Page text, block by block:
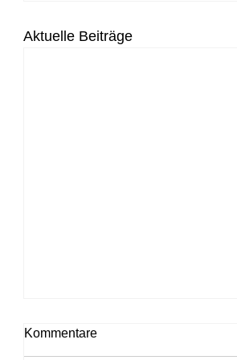
Aktuelle Beiträge
Kommentare